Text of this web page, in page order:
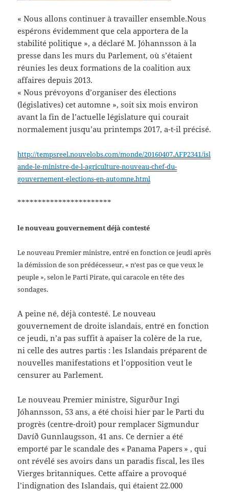
« Nous allons continuer à travailler ensemble.Nous
espérons évidemment que cela apportera de la
stabilité politique », a déclaré M. Jóhannsson à la
presse dans les murs du Parlement, où s’étaient
réunies les deux formations de la coalition aux
affaires depuis 2013.
« Nous prévoyons d’organiser des élections
(législatives) cet automne », soit six mois environ
avant la fin de l’actuelle législature qui courait
normalement jusqu’au printemps 2017, a-t-il précisé.
http://tempsreel.nouvelobs.com/monde/20160407.AFP2341/isl
ande-le-ministre-de-l-agriculture-nouveau-chef-du-
gouvernement-elections-en-automne.html
***********************
le nouveau gouvernement déjà contesté
Le nouveau Premier ministre, entré en fonction ce jeudi après
la démission de son prédécesseur, « n’est pas ce que veux le
peuple », selon le Parti Pirate, qui caracole en tête des
sondages.
A peine né, déjà contesté. Le nouveau
gouvernement de droite islandais, entré en fonction
ce jeudi, n’a pas suffit à apaiser la colère de la rue,
ni celle des autres partis : les Islandais préparent de
nouvelles manifestations et l’opposition veut le
censurer au Parlement.
Le nouveau Premier ministre, Sigurður Ingi
Jóhannsson, 53 ans, a été choisi hier par le Parti du
progrès (centre-droit) pour remplacer Sigmundur
Davíð Gunnlaugsson, 41 ans. Ce dernier a été
emporté par le scandale des « Panama Papers » , qui
ont révélé ses avoirs dans un paradis fiscal, les îles
Vierges britanniques. Cette affaire a provoqué
l’indignation des Islandais, qui étaient 22.000